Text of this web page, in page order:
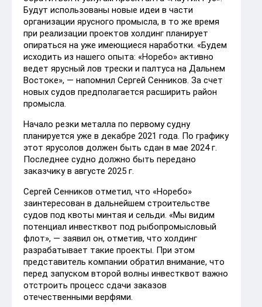
Будут использованы новые идеи в части
организации ярусного промысла, в то же время
при реализации проектов холдинг планирует
опираться на уже имеющиеся наработки. «Будем
исходить из нашего опыта: «Норебо» активно
ведет ярусный лов трески и палтуса на Дальнем
Востоке», — напомнил Сергей Сенников. За счет
новых судов предполагается расширить район
промысла.
Начало резки металла по первому судну
планируется уже в декабре 2021 года. По графику
этот ярусолов должен быть сдан в мае 2024 г.
Последнее судно должно быть передано
заказчику в августе 2025 г.
Сергей Сенников отметил, что «Норебо»
заинтересован в дальнейшем строительстве
судов под квоты минтая и сельди. «Мы видим
потенциал инвестквот под рыбопромысловый
флот», — заявил он, отметив, что холдинг
разрабатывает такие проекты. При этом
представитель компании обратил внимание, что
перед запуском второй волны инвестквот важно
отстроить процесс сдачи заказов
отечественными верфями.